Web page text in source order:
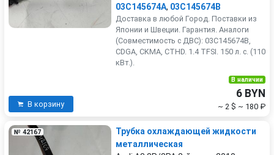
03C145674A, 03C145674B
Доставка в любой Город. Поставки из
Японии и Швеции. Гарантия. Аналоги
(Совместимость с ДВС): 03C145674B,
CDGA, CKMA, CTHD. 1.4 TFSI. 150 л. с. (110
кВт.).
В корзину
В наличии
6 BYN
~ 2 $ ~ 180 ₽
№ 42167
Трубка охлаждающей жидкости
металлическая